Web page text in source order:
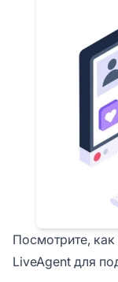
Посмотрите,
LiveAgent для